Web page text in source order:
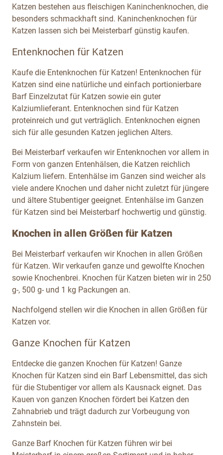
Katzen bestehen aus fleischigen Kaninchenknochen, die
besonders schmackhaft sind. Kaninchenknochen für
Katzen lassen sich bei Meisterbarf günstig kaufen.
Entenknochen für Katzen
Kaufe die Entenknochen für Katzen! Entenknochen für
Katzen sind eine natürliche und einfach portionierbare
Barf Einzelzutat für Katzen sowie ein guter
Kalziumlieferant. Entenknochen sind für Katzen
proteinreich und gut verträglich. Entenknochen eignen
sich für alle gesunden Katzen jeglichen Alters.
Bei Meisterbarf verkaufen wir Entenknochen vor allem in
Form von ganzen Entenhälsen, die Katzen reichlich
Kalzium liefern. Entenhälse im Ganzen sind weicher als
viele andere Knochen und daher nicht zuletzt für jüngere
und ältere Stubentiger geeignet. Entenhälse im Ganzen
für Katzen sind bei Meisterbarf hochwertig und günstig.
Knochen in allen Größen für Katzen
Bei Meisterbarf verkaufen wir Knochen in allen Größen
für Katzen. Wir verkaufen ganze und gewolfte Knochen
sowie Knochenbrei. Knochen für Katzen bieten wir in 250
g-, 500 g- und 1 kg Packungen an.
Nachfolgend stellen wir die Knochen in allen Größen für
Katzen vor.
Ganze Knochen für Katzen
Entdecke die ganzen Knochen für Katzen! Ganze
Knochen für Katzen sind ein Barf Lebensmittel, das sich
für die Stubentiger vor allem als Kausnack eignet. Das
Kauen von ganzen Knochen fördert bei Katzen den
Zahnabrieb und trägt dadurch zur Vorbeugung von
Zahnstein bei.
Ganze Barf Knochen für Katzen führen wir bei